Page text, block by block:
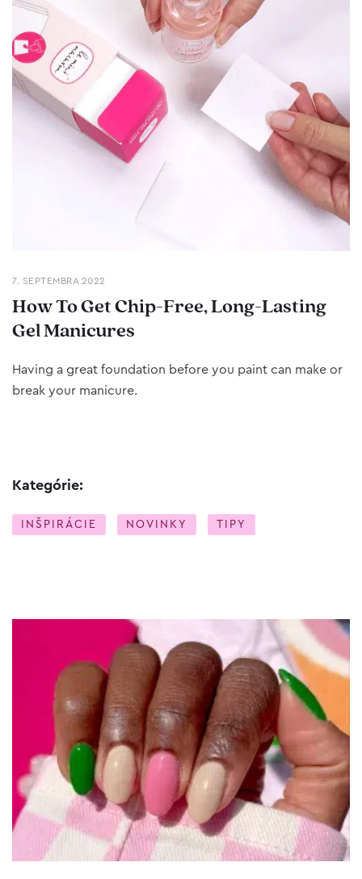
7. SEPTEMBRA 2022
How To Get Chip-Free, Long-Lasting
Gel Manicures
Having a great foundation before you paint can make or
break your manicure.
Kategórie:
INŠPIRÁCIE NOVINKY TIPY